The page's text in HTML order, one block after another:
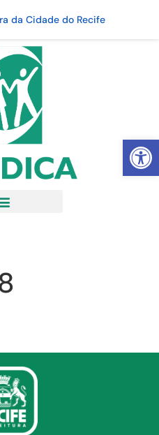
Abrir
da Cidade do Recife